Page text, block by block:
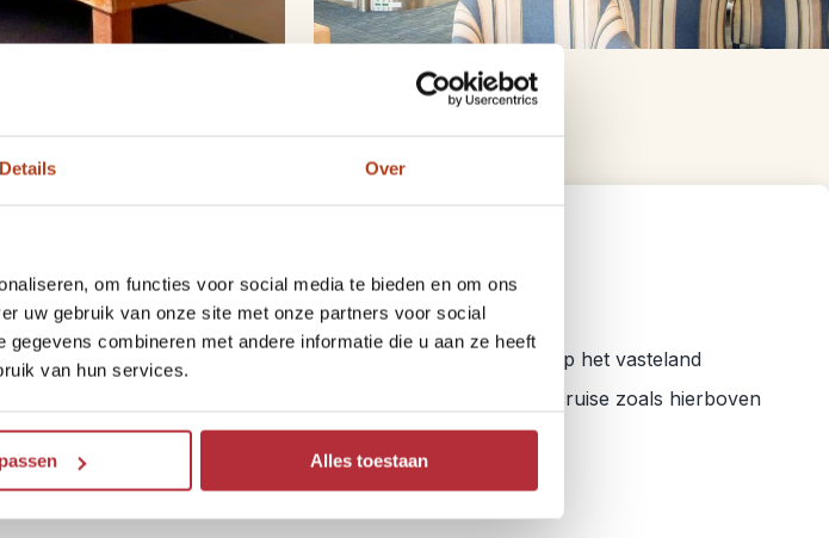
Details Over
om functies voor social media te bieden en om ons
uw gebruik van onze site met onze partners voor social
combineren met andere informatie die u aan ze heeft
van hun services.
Alles toestaan
varianten aan
inclusief duikcursus met duikbrevet
€ 1.231,- p.p. incl. PADI course en twee extra nachten op het vasteland
2 nachten in Cairns met theorie- en praktijklessen, duikcruise zoals hierboven
vermeld met lessen en examen